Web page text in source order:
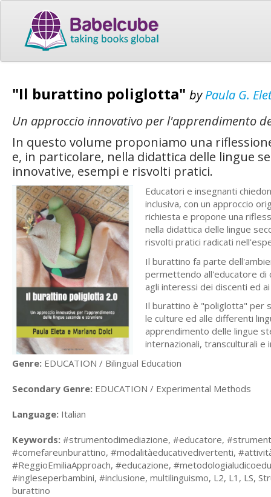
"Il burattino poliglotta" byPaula G.
Un approccio innovativo per l'apprendimento
In questo volume proponiamo una
e, in particolare, nella didattica delle lingue
innovative, esempi e risvolti pratici.
Educatori e insegnanti
inclusiva, con un approccio
richiesta e propone una
nella didattica delle lingue
risvolti pratici radicati
Il burattino fa parte
permettendo all'educatore di
agli interessi dei discenti ed
Il burattino è "poliglotta" per
le culture ed alle differenti
apprendimento delle lingue
internazionali, transculturali e
Genre: EDUCATION / Bilingual Education
Secondary Genre: EDUCATION / Experimental Methods
Language: Italian
Keywords: #strumentodimediazione, #educatore,
#comefareunburattino, #modalitàeducativedivertenti,
#ReggioEmiliaApproach, #educazione,
#ingleseperbambini, #inclusione, multilinguismo, L2, L1, LS,
burattino